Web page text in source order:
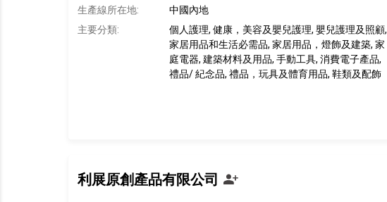
生產線所在地:
中國內地
主要分類:
個人護理, 健康，美容及嬰兒護理, 嬰兒護理及照顧,
家居用品和生活必需品, 家居用品，燈飾及建築, 家
庭電器, 建築材料及用品, 手動工具, 消費電子產品,
禮品/ 紀念品, 禮品，玩具及體育用品, 鞋類及配飾
利展原創產品有限公司